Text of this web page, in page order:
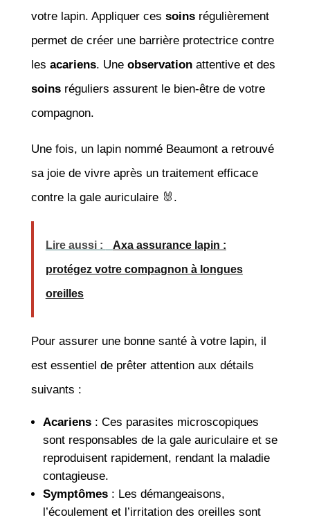
votre lapin. Appliquer ces soinsrégulièrement
permet de créer une barrière protectrice contre
les acariens. Une observationattentive et des
soinsréguliers assurent le bien-être de votre
compagnon.
Une fois, un lapin nommé Beaumont a retrouvé
sa joie de vivre après un traitement efficace
contre la gale auriculaire 🐰.
Lire aussi : Axa assurance lapin :
protégez votre compagnon à longues
oreilles
Pour assurer une bonne santé à votre lapin, il
est essentiel de prêter attention aux détails
suivants :
Acariens: Ces parasites microscopiques
sont responsables de la gale auriculaire et se
reproduisent rapidement, rendant la maladie
contagieuse.
Symptômes: Les démangeaisons,
l’écoulement et l’irritation des oreilles sont